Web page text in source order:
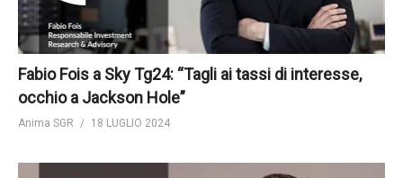
Fabio Fois a Sky Tg24: “Tagli ai tassi di interesse,
occhio a Jackson Hole”
Anima SGR 18 LUGLIO 2024